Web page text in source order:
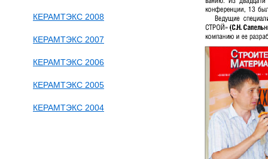
КЕРАМТЭКС 2008
КЕРАМТЭКС 2007
КЕРАМТЭКС 2006
КЕРАМТЭКС 2005
КЕРАМТЭКС 2004